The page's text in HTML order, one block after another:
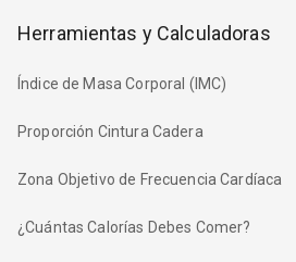
Herramientas y Calculadoras
Índice de Masa Corporal (IMC)
Proporción Cintura Cadera
Zona Objetivo de Frecuencia Cardíaca
¿Cuántas Calorías Debes Comer?